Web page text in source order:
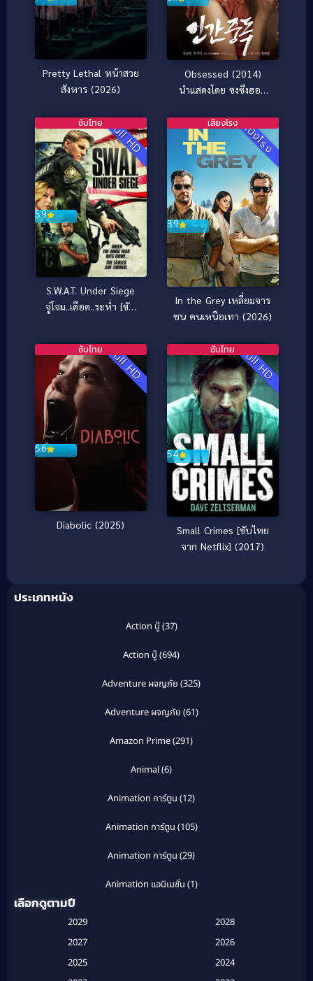
Pretty Lethal หน้าสวย
สังหาร (2026)
Obsessed (2014)
นำแสดงโดย ซงซึงฮอน
Full HD
5.9
ซับไทย
S.W.A.T. Under Siege
จู่โจม..เดือด..ระห่ำ [ซับ
หนังโรง
3.9
เสียงโรง
In the Grey เหลี่ยมจาร
ชน คนเหนือเทา (2026)
Full HD
5.6
ซับไทย
Diabolic (2025)
Full HD
5.4
ซับไทย
Small Crimes [ซับไทย
จาก Netflix] (2017)
ประเภทหนัง
Action บู๊(37)
Action บู๊(694)
Adventure ผจญภัย (325)
Adventure ผจญภัย (61)
Amazon Prime(291)
Animal(6)
Animation การ์ตูน (12)
Animation การ์ตูน (105)
Animation การ์ตูน (29)
Animation แอนิเมชั่น (1)
เลือกดูตามปี
2029
2028
2027
2026
2025
2024